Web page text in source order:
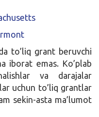
to’liq grant beruvchi
iborat emas. Ko’plab
va darajalar
uchun to’liq grantlar
sekin-asta ma’lumot